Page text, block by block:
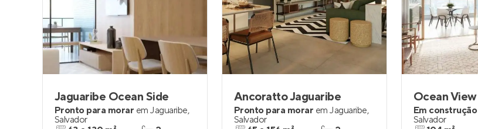
Jaguaribe Ocean Side
Pronto para morar em Jaguaribe,
Salvador
Ancoratto Jaguaribe
Pronto para morar em Jaguaribe,
Salvador
Ocean View
Em construção
Salvador